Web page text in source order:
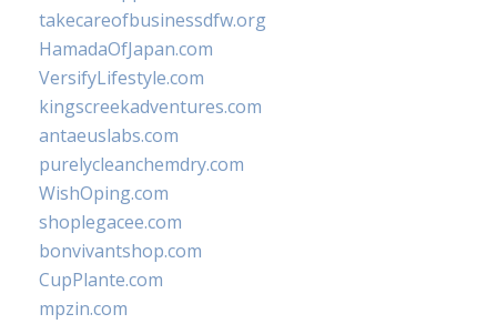
takecareofbusinessdfw.org
HamadaOfJapan.com
VersifyLifestyle.com
kingscreekadventures.com
antaeuslabs.com
purelycleanchemdry.com
WishOping.com
shoplegacee.com
bonvivantshop.com
CupPlante.com
mpzin.com